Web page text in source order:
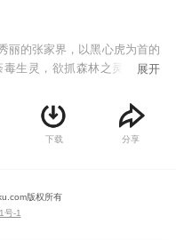
丽的张家界，以黑心虎为首的
毒生灵，欲抓森林之灵兽玉麒
的和平与安宁，虹猫的父亲
母亲等七人，七剑合璧，最
剑也非伤即残。公元397年，
被黑心虎所杀。一场血战，
不敌众，英勇牺牲。虹猫少侠
展开
下载 分享
版权所有
号-1